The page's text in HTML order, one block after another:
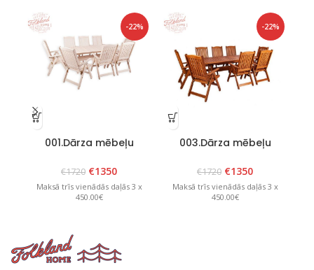
-22%
001.Dārza mēbeļu
Balts
€1720 €1350
Maksā trīs vienādās daļās 3 x
450.00€
-22%
003.Dārza mēbeļu
Brūns
€1720 €1350
Maksā trīs vienādās daļās 3 x
450.00€